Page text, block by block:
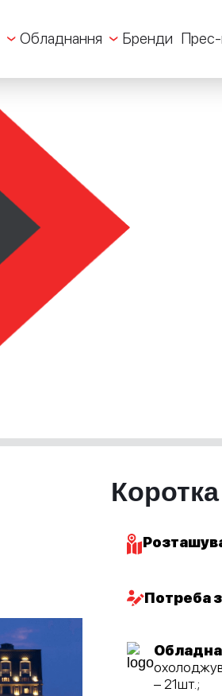
Обладнання Бренди
Потреба
– 21шт.;